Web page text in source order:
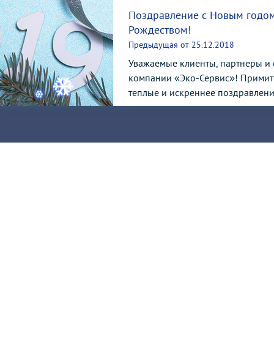
Поздравление с Новым
Рождеством!
Предыдущая от 25.12.2018
Уважаемые клиенты, партнеры и
компании «Эко-Сервис»!
теплые и искреннее